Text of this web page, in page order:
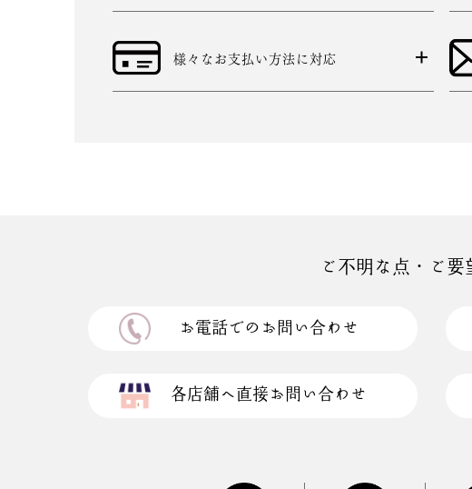
様々なお支払い方法に対応
ご不明な点・ご
お電話でのお問い合わせ
各店舗へ直接お問い合わせ